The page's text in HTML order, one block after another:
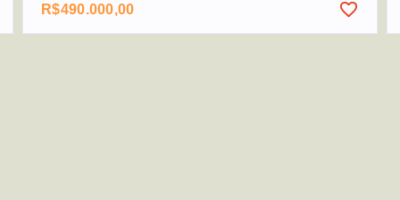
R$490.000,00